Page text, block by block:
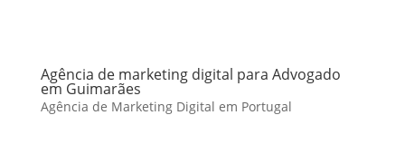
Agência de marketing digital para Advogado
em Guimarães
Agência de Marketing Digital em Portugal